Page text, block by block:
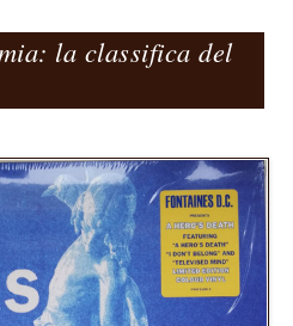
la classifica del